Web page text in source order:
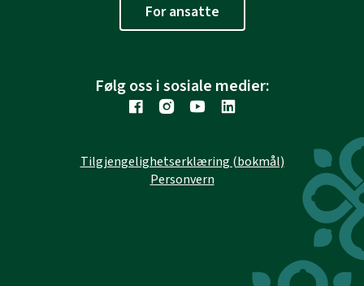
For ansatte
Følg oss i sosiale medier:
Tilgjengelighetserklæring (bokmål)
Personvern